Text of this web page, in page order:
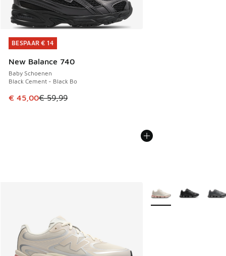
BESPAAR € 14
New Balance 740
Baby Schoenen
Black Cement - Black Bo
Dit artikel is in de uitverkoop. Dit artikel is in de
€ 45,00€ 59,99
BESPAAR € 14
Meer kleuren